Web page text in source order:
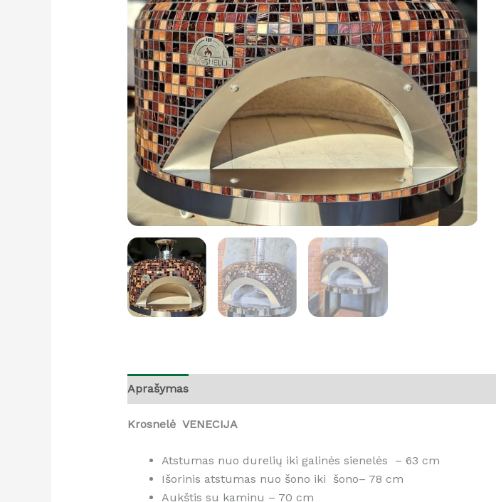
Aprašymas
Krosnelė VENECIJA
Atstumas nuo durelių iki galinės sienelės – 63 cm
Išorinis atstumas nuo šono iki šono– 78 cm
Aukštis su kaminu – 70 cm